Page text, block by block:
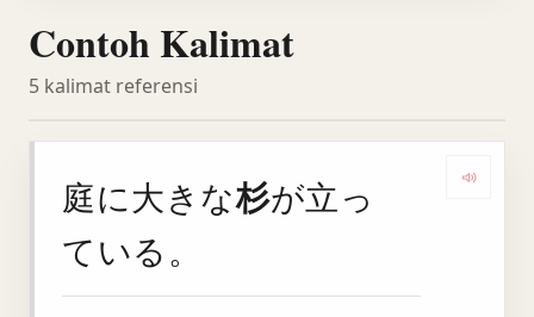
Contoh Kalimat
5 kalimat referensi
庭に大きな杉が立っ
ている。